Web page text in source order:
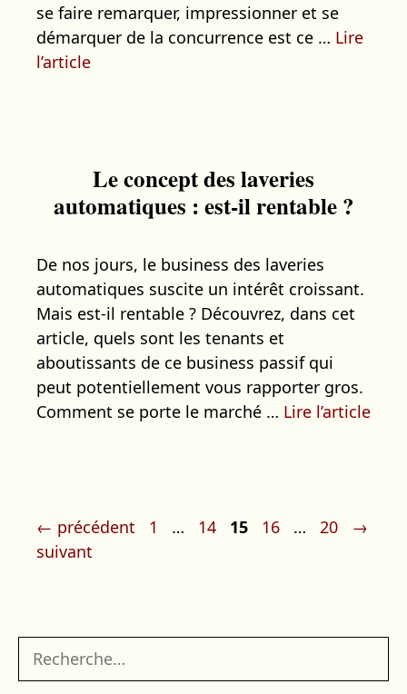
se faire remarquer, impressionner et se
démarquer de la concurrence est ce … Lire
l’article
Le concept des laveries
automatiques : est-il rentable ?
De nos jours, le business des laveries
automatiques suscite un intérêt croissant.
Mais est-il rentable ? Découvrez, dans cet
article, quels sont les tenants et
aboutissants de ce business passif qui
peut potentiellement vous rapporter gros.
Comment se porte le marché … Lire l’article
Navigation
des
← précédent Page
1 … Page
14 Page
15 Page
16 … Page
20
→
suivant
Rechercher :